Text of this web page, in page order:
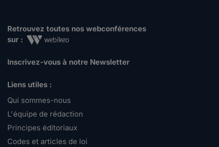
Retrouvez toutes nos webconférences
sur :
Inscrivez-vous à notre Newsletter
Liens utiles :
Qui sommes-nous
L'équipe de rédaction
Principes éditoriaux
Codes et articles de loi